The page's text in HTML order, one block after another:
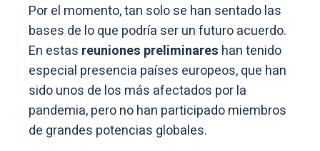
Por el momento, tan solo se han sentado las
bases de lo que podría ser un futuro acuerdo.
En estas reuniones preliminares han tenido
especial presencia países europeos, que han
sido unos de los más afectados por la
pandemia, pero no han participado miembros
de grandes potencias globales.